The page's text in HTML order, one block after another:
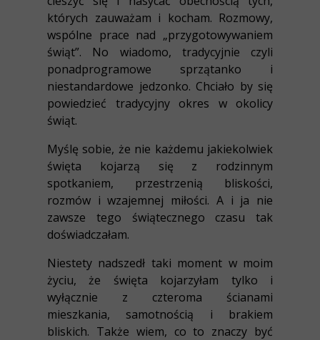
których zauważam i kocham. Rozmowy,
wspólne prace nad „przygotowywaniem
świąt”. No wiadomo, tradycyjnie czyli
ponadprogramowe sprzątanko i
niestandardowe jedzonko. Chciało by się
powiedzieć tradycyjny okres w okolicy
świąt.
Myślę sobie, że nie każdemu jakiekolwiek
święta kojarzą się z rodzinnym
spotkaniem, przestrzenią bliskości,
rozmów i wzajemnej miłości. A i ja nie
zawsze tego świątecznego czasu tak
doświadczałam.
Niestety nadszedł taki moment w moim
życiu, że święta kojarzyłam tylko i
wyłącznie z czteroma ścianami
mieszkania, samotnością i brakiem
bliskich. Także wiem, co to znaczy być